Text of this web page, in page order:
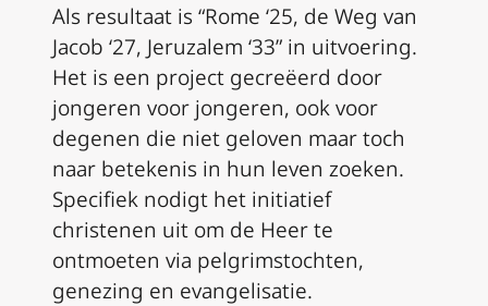
Als resultaat is “Rome ‘25, de Weg van
Jacob ‘27, Jeruzalem ‘33” in uitvoering.
Het is een project gecreëerd door
jongeren voor jongeren, ook voor
degenen die niet geloven maar toch
naar betekenis in hun leven zoeken.
Specifiek nodigt het initiatief
christenen uit om de Heer te
ontmoeten via pelgrimstochten,
genezing en evangelisatie.